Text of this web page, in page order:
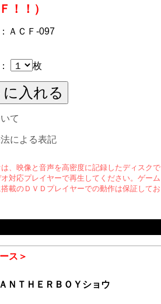
Ｆ！！）
：ＡＣＦ-097
： 枚
て
による表記
、映像と音声を高密度に記録したディスクで
対応プレイヤーで再生してください。ゲーム
載のＤＶＤプレイヤーでの動作は保証してお
ス＞
ＮＴＨＥＲＢＯＹショウ